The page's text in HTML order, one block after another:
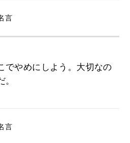
言
でやめにしよう。大切なの
言